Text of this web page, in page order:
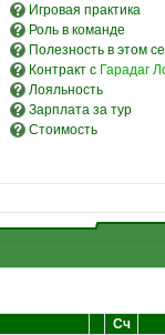
Игровая практика
Роль в команде
Полезность в этом
Контракт с Гарадаг
Лояльность
Зарплата за тур
Стоимость
Сч